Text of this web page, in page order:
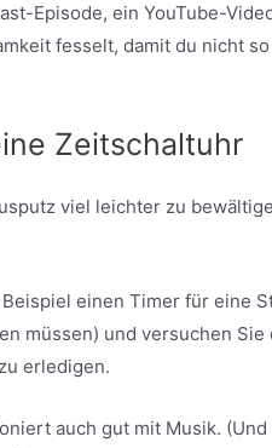
Episode, ein YouTube-
fesselt, damit du nicht
Zeitschaltuhr
viel leichter zu
einen Timer für eine
müssen) und versuchen
erledigen.
auch gut mit Musik.